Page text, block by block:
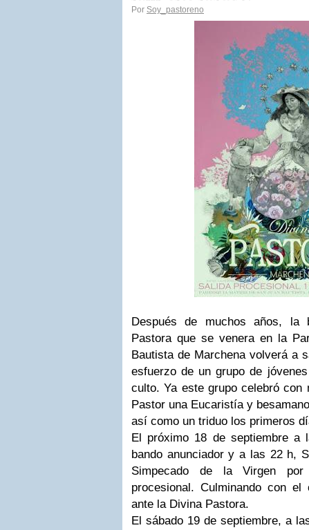
Por Soy_pastoreno
Después de muchos años, la
Pastora que se venera en la
Bautista de Marchena volverá a
esfuerzo de un grupo de
culto. Ya este grupo celebró
Pastor una Eucaristía y
así como un triduo los primeros
El próximo 18 de septiembre a
bando anunciador y a las 22 h,
Simpecado de la Virgen
procesional. Culminando con
ante la Divina Pastora.
El sábado 19 de septiembre, a